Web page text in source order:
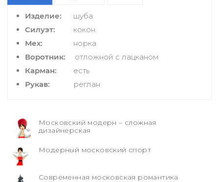
Изделие:
шуба
Силуэт:
кокон
Мех:
норка
Воротник:
отложной с лацканом
Карман:
есть
Рукав:
реглан
Московский модерн – сложная
дизайнерская
Модерный московский спорт
Современная московская романтика